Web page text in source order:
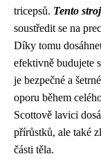
tricepsů. Tento
soustředit se na
Díky tomu
efektivně budujete
je bezpečné a
oporu během
Scottově lavici
přírůstků, ale také
části těla.